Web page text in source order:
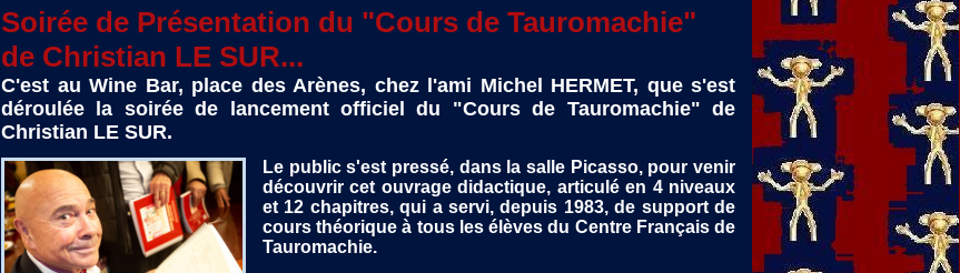
Soirée de Présentation du "Cours de Tauromachie"
de Christian LE SUR...
C'est au Wine Bar, place des Arènes, chez l'ami Michel HERMET, que s'est
déroulée la soirée de lancement officiel du "Cours de Tauromachie" de
Christian LE SUR.
Le public s'est pressé, dans la salle Picasso, pour venir
découvrir cet ouvrage didactique, articulé en 4 niveaux
et 12 chapitres, qui a servi, depuis 1983, de support de
cours théorique à tous les élèves du Centre Français de
Tauromachie.